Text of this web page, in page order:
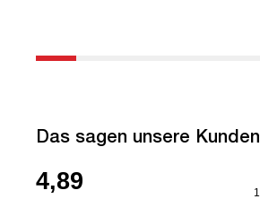
Das sagen unsere Kunden